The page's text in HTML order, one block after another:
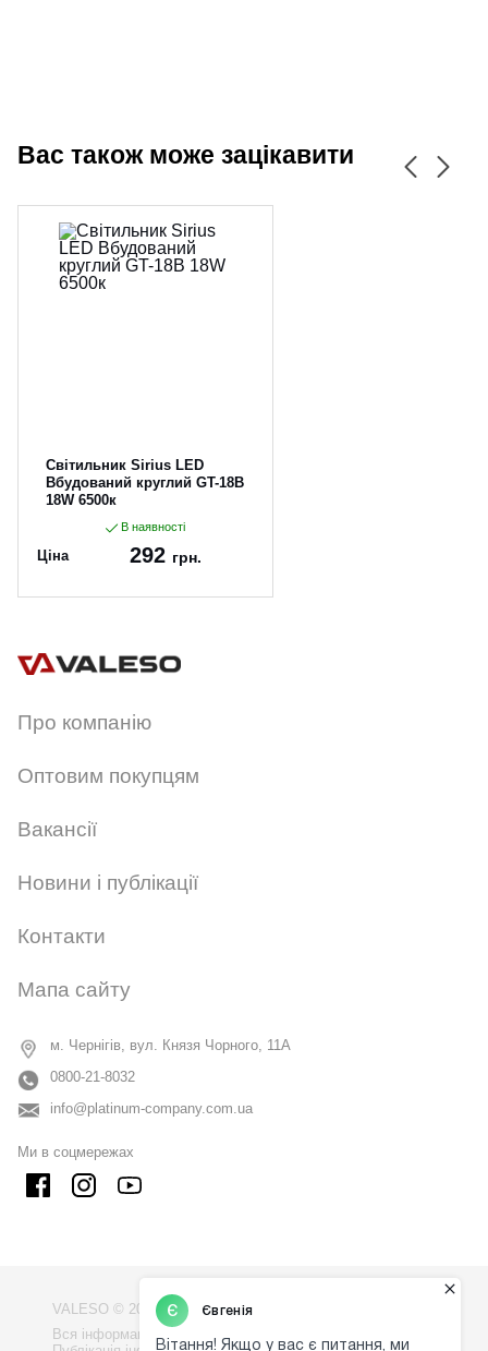
Вас також може зацікавити
Світильник Sirius LED
Вбудований круглий GT-18B
18W 6500к
В наявності
Ціна 292 грн.
Про компанію
Оптовим покупцям
Вакансії
Новини і публікації
Контакти
Мапа сайту
м. Чернігів, вул. Князя Чорного, 11А
0800-21-8032
info@platinum-company.com.ua
Ми в соцмережах
VALESO © 2009 - 2026
Вся інформація на сайті - власність компанії "VALESO".